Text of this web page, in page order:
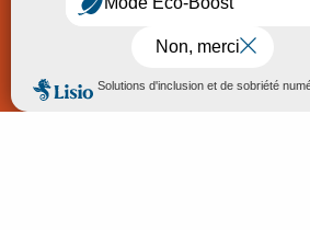
Accessibilité : non